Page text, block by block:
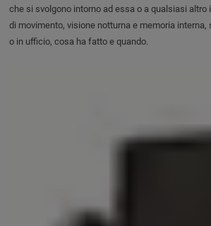
che si svolgono intorno ad essa o a qualsiasi altro
di movimento, visione notturna e memoria interna,
o in ufficio, cosa ha fatto e quando.